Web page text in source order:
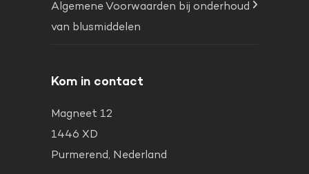
Algemene Voorwaarden bij onderhoud
van blusmiddelen
Kom in contact
Magneet 12
1446 XD
Purmerend, Nederland